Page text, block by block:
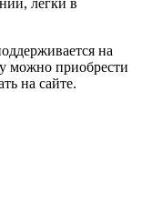
на
можно приобрести
на сайте.